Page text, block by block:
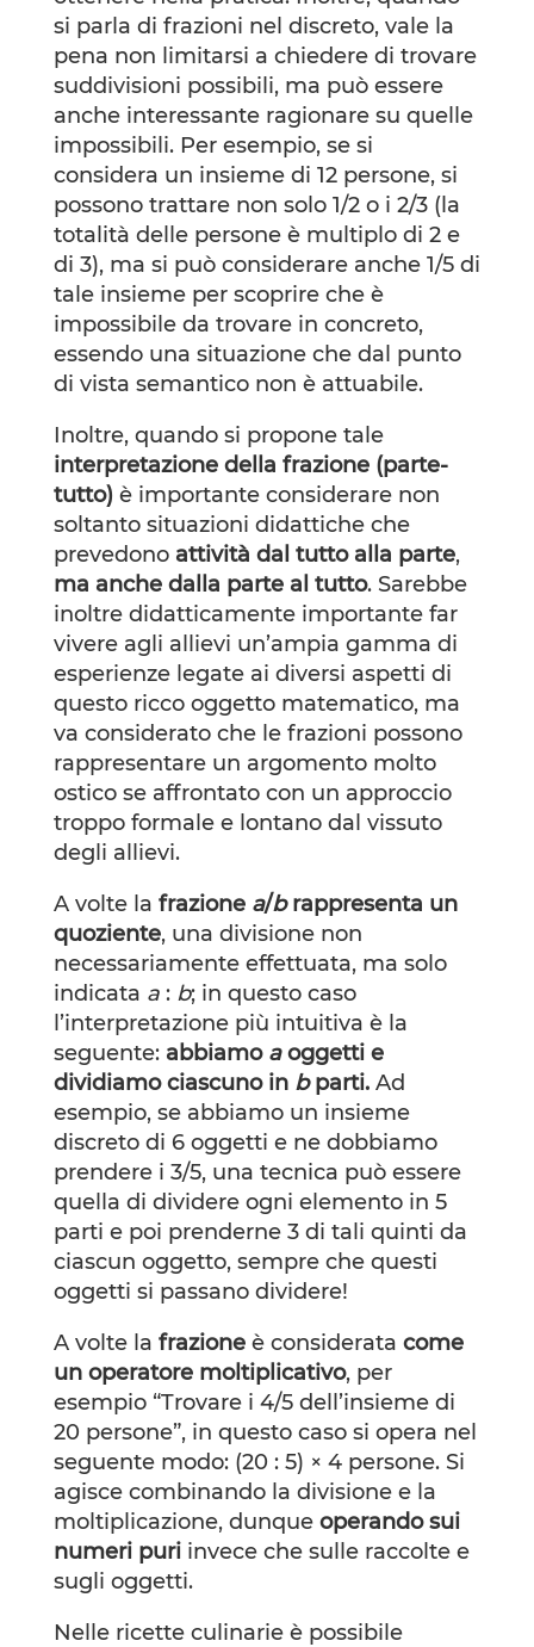
si parla di frazioni nel discreto, vale la
pena non limitarsi a chiedere di trovare
suddivisioni possibili, ma può essere
anche interessante ragionare su quelle
impossibili. Per esempio, se si
considera un insieme di 12 persone, si
possono trattare non solo 1/2 o i 2/3 (la
totalità delle persone è multiplo di 2 e
di 3), ma si può considerare anche 1/5 di
tale insieme per scoprire che è
impossibile da trovare in concreto,
essendo una situazione che dal punto
di vista semantico non è attuabile.
Inoltre, quando si propone tale
interpretazione della frazione (parte-
tutto) è importante considerare non
soltanto situazioni didattiche che
prevedono attività dal tutto alla parte,
ma anche dalla parte al tutto. Sarebbe
inoltre didatticamente importante far
vivere agli allievi un’ampia gamma di
esperienze legate ai diversi aspetti di
questo ricco oggetto matematico, ma
va considerato che le frazioni possono
rappresentare un argomento molto
ostico se affrontato con un approccio
troppo formale e lontano dal vissuto
degli allievi.
A volte la frazione a/brappresenta un
quoziente, una divisione non
necessariamente effettuata, ma solo
indicata a: b; in questo caso
l’interpretazione più intuitiva è la
seguente: abbiamo aoggetti e
dividiamo ciascuno in bparti. Ad
esempio, se abbiamo un insieme
discreto di 6 oggetti e ne dobbiamo
prendere i 3/5, una tecnica può essere
quella di dividere ogni elemento in 5
parti e poi prenderne 3 di tali quinti da
ciascun oggetto, sempre che questi
oggetti si passano dividere!
A volte la frazioneè considerata come
un operatore moltiplicativo, per
esempio “Trovare i 4/5 dell’insieme di
20 persone”, in questo caso si opera nel
seguente modo: (20 : 5) × 4 persone. Si
agisce combinando la divisione e la
moltiplicazione, dunque operando sui
numeri puri invece che sulle raccolte e
sugli oggetti.
Nelle ricette culinarie è possibile